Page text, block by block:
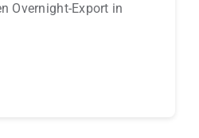
Overnight-Export in